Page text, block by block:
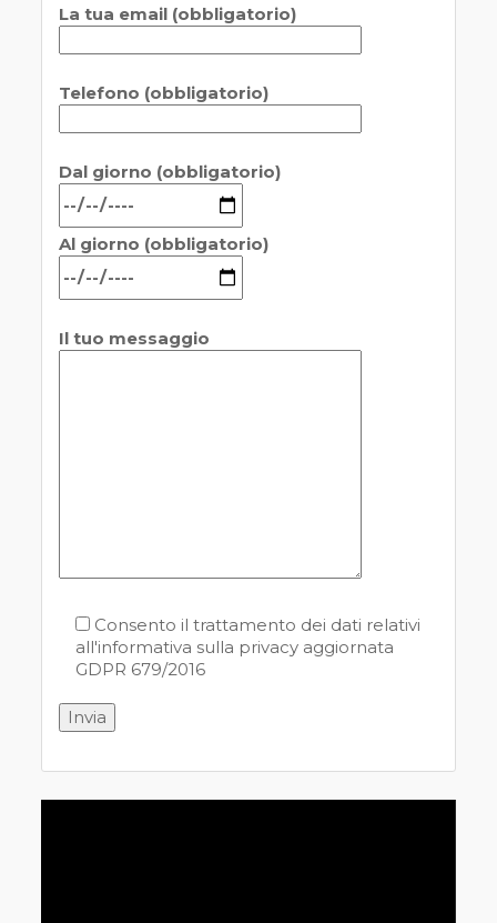
La tua email (obbligatorio)
Telefono (obbligatorio)
Dal giorno (obbligatorio)
Al giorno (obbligatorio)
Il tuo messaggio
Consento il trattamento dei dati relativi
all'informativa sulla privacy aggiornata
GDPR 679/2016